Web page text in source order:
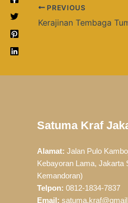
PREVIOUS
Kerajinan Tembaga
Satuma Kraf
Alamat: Jalan Pulo
Kebayoran Lama, Jakarta
Kemandoran)
Telpon: 0812-1834-7837
Email: